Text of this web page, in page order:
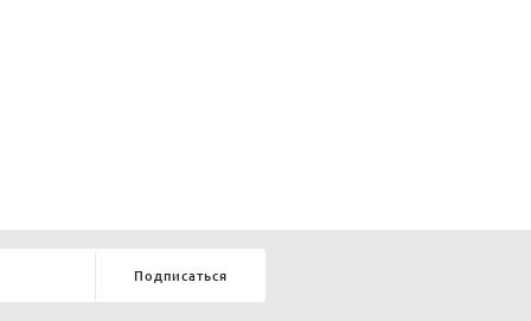
Подписаться